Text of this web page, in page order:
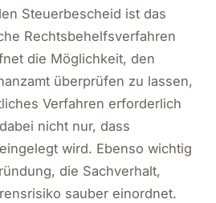
Steuerbescheid ist das
Rechtsbehelfsverfahren
die Möglichkeit, den
überprüfen zu lassen,
Verfahren erforderlich
nicht nur, dass
wird. Ebenso wichtig
die Sachverhalt,
sauber einordnet.